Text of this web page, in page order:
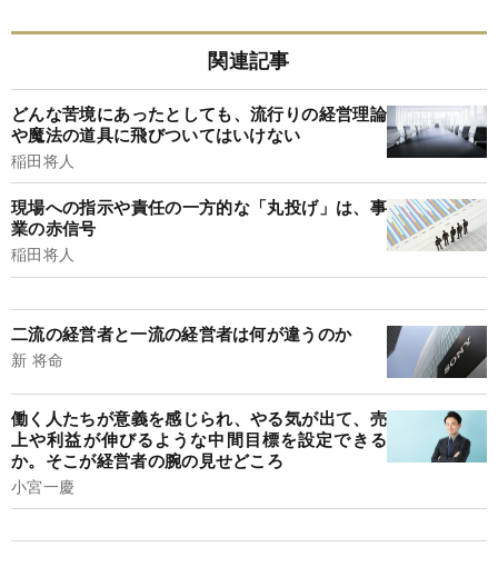
関連記事
どんな苦境にあったとしても、流行りの経営理論
や魔法の道具に飛びついてはいけない
稲田将人
現場への指示や責任の一方的な「丸投げ」は、事
業の赤信号
稲田将人
二流の経営者と一流の経営者は何が違うのか
新 将命
働く人たちが意義を感じられ、やる気が出て、売
上や利益が伸びるような中間目標を設定できる
か。そこが経営者の腕の見せどころ
小宮一慶